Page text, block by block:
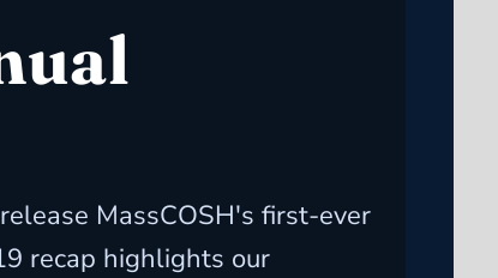
MassCOSH's first-ever
recap highlights our